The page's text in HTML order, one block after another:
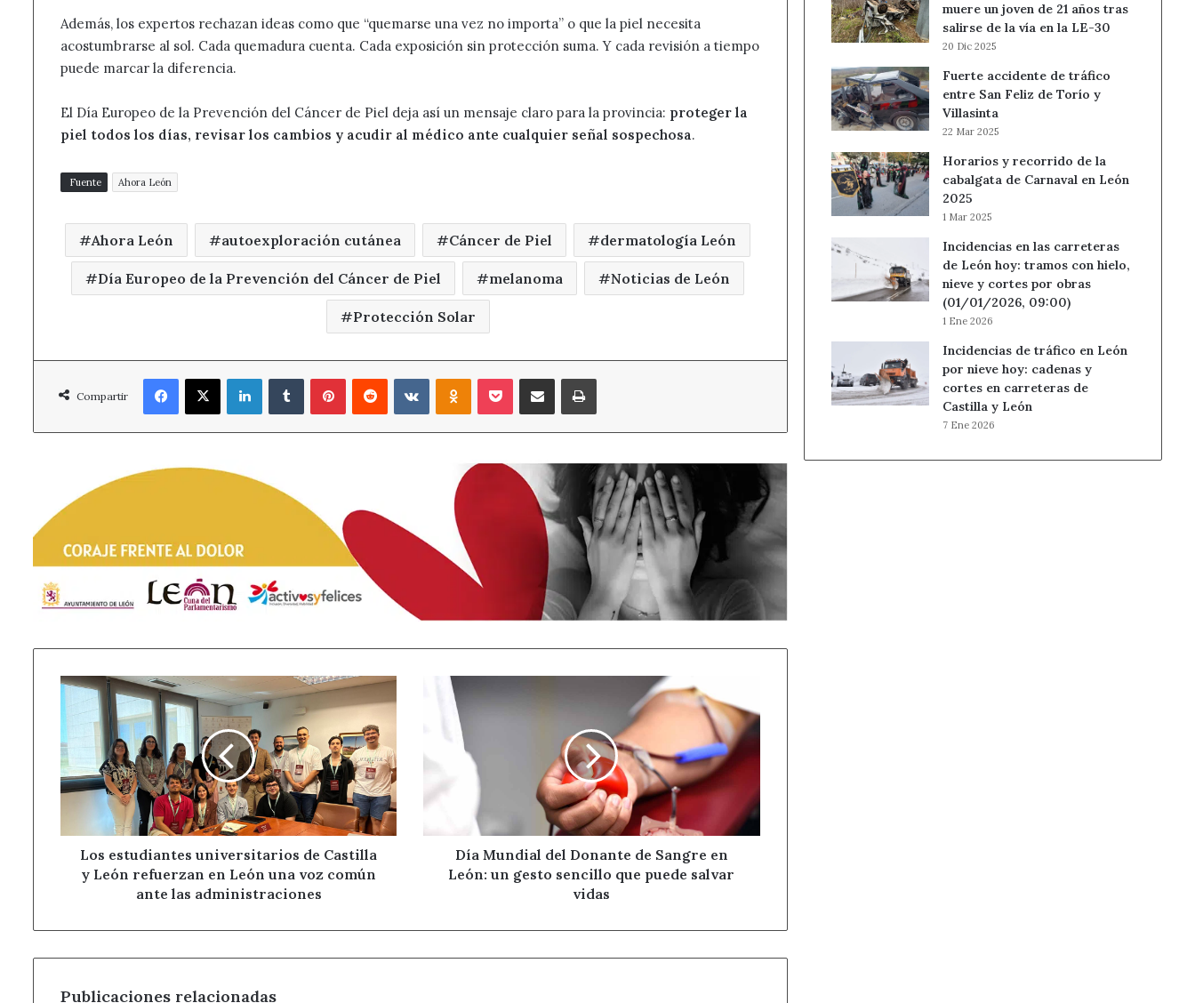
Además, los expertos rechazan ideas como que “quemarse una vez no importa” o que la piel necesita
acostumbrarse al sol. Cada quemadura cuenta. Cada exposición sin protección suma. Y cada revisión a tiempo
puede marcar la diferencia.
El Día Europeo de la Prevención del Cáncer de Piel deja así un mensaje claro para la provincia: proteger la
piel todos los días, revisar los cambios y acudir al médico ante cualquier señal sospechosa.
Fuente Ahora León
Ahora León autoexploración cutánea Cáncer de Piel dermatología León
Día Europeo de la Prevención del Cáncer de Piel melanoma Noticias de León
Protección Solar
Compartir
Facebook
X LinkedInTumblrPinterestReddit VKontakteOdnoklassniki
PocketCompartir por correo electrónicoImprimir
Los
estudiantes
universitarios
de
Castilla
y
León
refuerzan
en
León
ante
Los estudiantes universitarios de Castilla
y León refuerzan en León una voz común
ante las administraciones
Mundial
Donante
de
un
sencillo
salvar
Día Mundial del Donante de Sangre en
León: un gesto sencillo que puede salvar
vidas
Publicaciones relacionadas
muere un joven de 21 años tras
salirse de la vía en la LE-30
20 Dic 2025
Fuerte accidente de tráfico
entre San Feliz de Torío y
Villasinta
22 Mar 2025
Horarios y recorrido de la
cabalgata de Carnaval en León
2025
1 Mar 2025
Incidencias en las carreteras
de León hoy: tramos con hielo,
nieve y cortes por obras
(01/01/2026, 09:00)
1 Ene 2026
Incidencias de tráfico en León
por nieve hoy: cadenas y
cortes en carreteras de
Castilla y León
7 Ene 2026